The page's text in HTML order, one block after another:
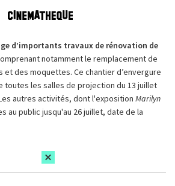
d’importants travaux de rénovation de
notamment le remplacement de
et des moquettes. Ce chantier d’envergure
toutes les salles de projection du 13 juillet
autres activités, dont l'exposition Marilyn
au public jusqu'au 26 juillet, date de la